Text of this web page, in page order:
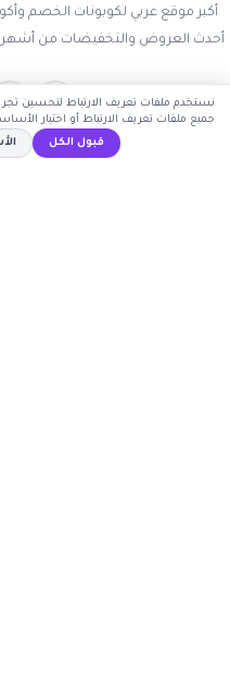
أكبر موقع عربي لكوبونات الخصم
أحدث العروض والتخفيضات من أشهر
نستخدم ملفات تعريف الارتباط لتحسين
جميع ملفات تعريف الارتباط أو اختيار
قبول الكل